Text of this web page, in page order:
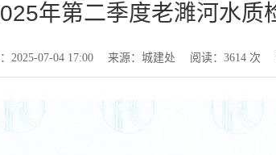
年第二季度老濉河水质
2025-07-04 17:00 来源：城建处 阅读： 3614次